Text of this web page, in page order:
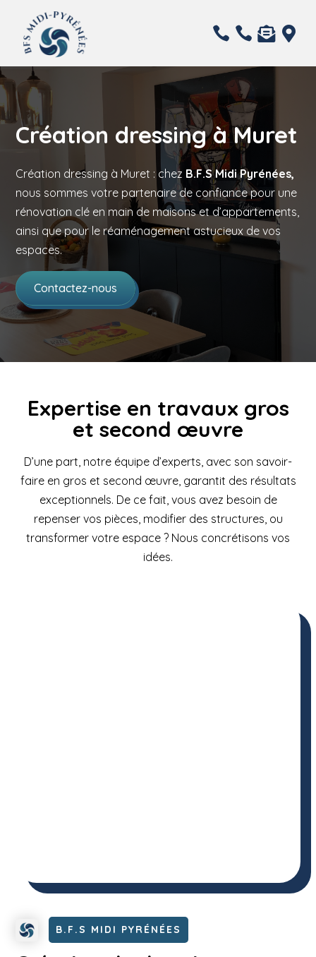
   
Création dressing à Muret
Création dressing à Muret : chez B.F.S Midi Pyrénées,
nous sommes votre partenaire de confiance pour une
rénovation clé en main de maisons et d’appartements,
ainsi que pour le réaménagement astucieux de vos
espaces.
Contactez-nous
Expertise en travaux gros
et second œuvre
D’une part, notre équipe d’experts, avec son savoir-
faire en gros et second œuvre, garantit des résultats
exceptionnels. De ce fait, vous avez besoin de
repenser vos pièces, modifier des structures, ou
transformer votre espace ? Nous concrétisons vos
idées.
B.F.S MIDI PYRÉNÉES